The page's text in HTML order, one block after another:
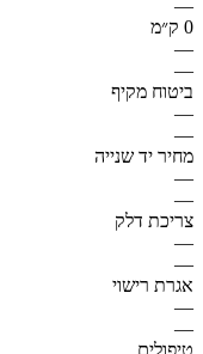
—
0 ק״מ
—
—
ביטוח מקיף
—
—
מחיר יד שנייה
—
—
צריכת דלק
—
—
אגרת רישוי
—
—
טיפולים